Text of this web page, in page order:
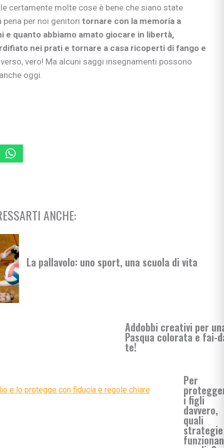
certamente molte cose è bene che siano state
per noi genitori tornare con la memoria a
e quanto abbiamo amato giocare in libertà,
nei prati e tornare a casa ricoperti di fango e
vero! Ma alcuni saggi insegnamenti possono
oggi.
ANCHE:
La pallavolo: uno sport, una scuola di vita
Addobbi creativi per
Pasqua colorata e fai-
te!
Per
i figli
davvero,
quali
strategie